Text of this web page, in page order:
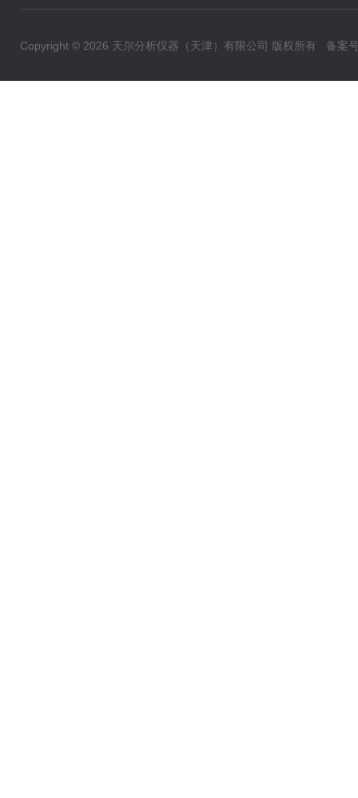
Copyright © 2026 天尔分析仪器（天津）有限公司 版权所有 备案